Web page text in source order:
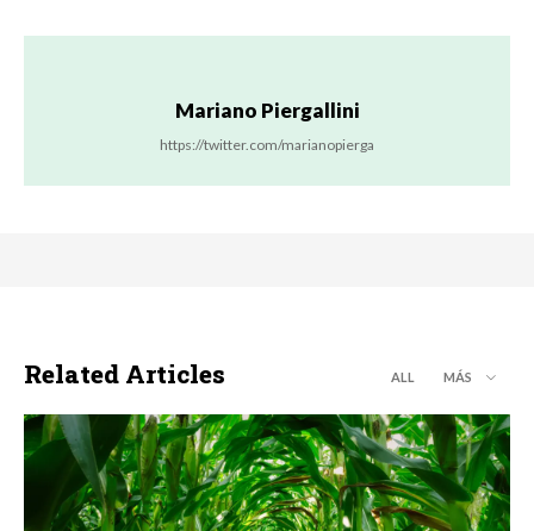
Mariano Piergallini
https://twitter.com/marianopierga
Related Articles ALL MÁS